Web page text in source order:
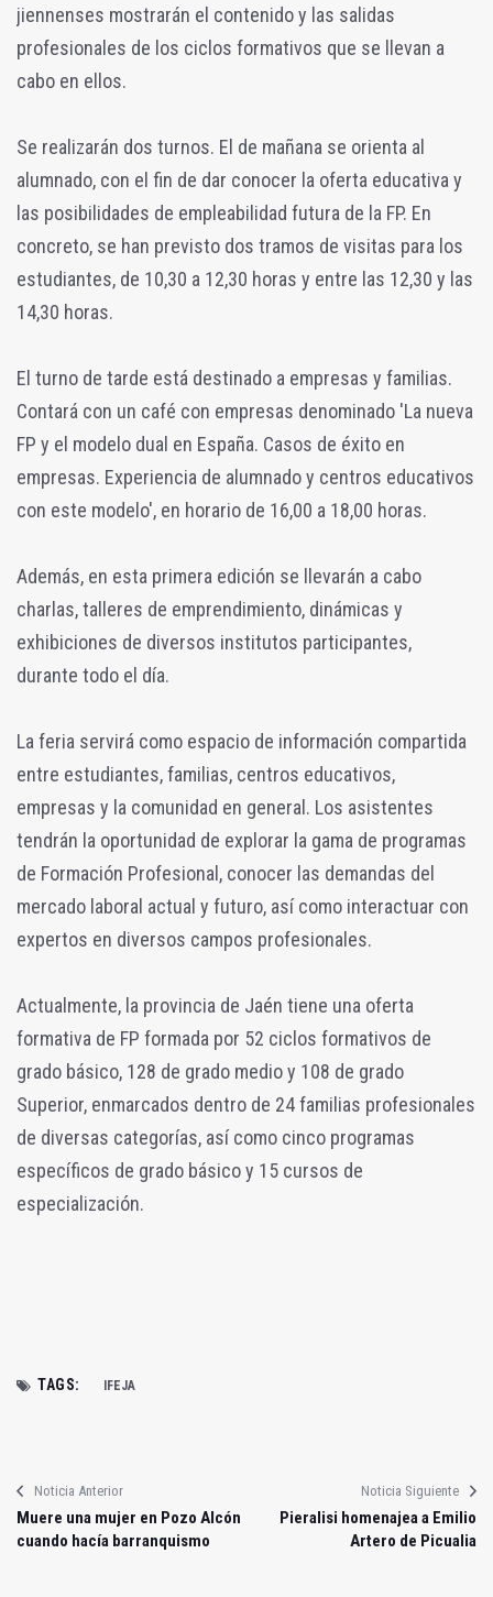
jiennenses mostrarán el contenido y las salidas
profesionales de los ciclos formativos que se llevan a
cabo en ellos.
Se realizarán dos turnos. El de mañana se orienta al
alumnado, con el fin de dar conocer la oferta educativa y
las posibilidades de empleabilidad futura de la FP. En
concreto, se han previsto dos tramos de visitas para los
estudiantes, de 10,30 a 12,30 horas y entre las 12,30 y las
14,30 horas.
El turno de tarde está destinado a empresas y familias.
Contará con un café con empresas denominado 'La nueva
FP y el modelo dual en España. Casos de éxito en
empresas. Experiencia de alumnado y centros educativos
con este modelo', en horario de 16,00 a 18,00 horas.
Además, en esta primera edición se llevarán a cabo
charlas, talleres de emprendimiento, dinámicas y
exhibiciones de diversos institutos participantes,
durante todo el día.
La feria servirá como espacio de información compartida
entre estudiantes, familias, centros educativos,
empresas y la comunidad en general. Los asistentes
tendrán la oportunidad de explorar la gama de programas
de Formación Profesional, conocer las demandas del
mercado laboral actual y futuro, así como interactuar con
expertos en diversos campos profesionales.
Actualmente, la provincia de Jaén tiene una oferta
formativa de FP formada por 52 ciclos formativos de
grado básico, 128 de grado medio y 108 de grado
Superior, enmarcados dentro de 24 familias profesionales
de diversas categorías, así como cinco programas
específicos de grado básico y 15 cursos de
especialización.
TAGS: IFEJA
Noticia Anterior
Muere una mujer en Pozo Alcón
cuando hacía barranquismo
Noticia Siguiente
Pieralisi homenajea a Emilio
Artero de Picualia